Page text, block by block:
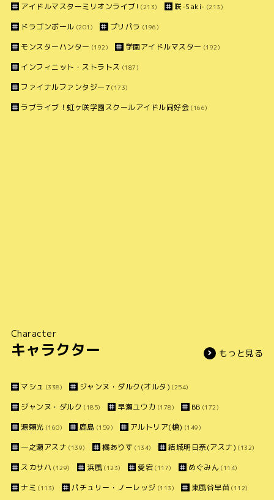
アイドルマスターミリオンライブ! (213) 咲-Saki- (213)
ドラゴンボール (201) プリパラ (196)
モンスターハンター (192) 学園アイドルマスター (192)
インフィニット・ストラトス (187)
ファイナルファンタジー7 (173)
ラブライブ！虹ヶ咲学園スクールアイドル同好会 (166)
Character
キャラクター もっと見る
マシュ (338) ジャンヌ・ダルク(オルタ) (254)
ジャンヌ・ダルク (185) 早瀬ユウカ (178) BB (172)
源頼光 (160) 鹿島 (159) アルトリア(槍) (149)
一之瀬アスナ (139) 橘ありす (134) 結城明日奈(アスナ) (132)
スカサハ (129) 浜風 (123) 愛宕 (117) めぐみん (114)
ナミ (113) パチュリー・ノーレッジ (113) 東風谷早苗 (112)